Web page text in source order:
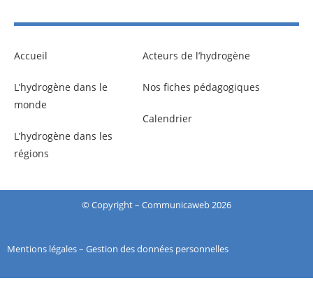
Accueil
L’hydrogène dans le
monde
L’hydrogène dans les
régions
Acteurs de l’hydrogène
Nos fiches pédagogiques
Calendrier
© Copyright – Communicaweb2026
Mentions légales– Gestion des données personnelles